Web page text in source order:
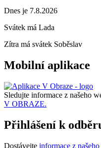
Dnes je 7.8.2026
Svátek má Lada
Zítra má svátek Soběslav
Mobilní aplikace
Sledujte informace z našeho
V OBRAZE.
Přihlášení k
Dostávejte informace z